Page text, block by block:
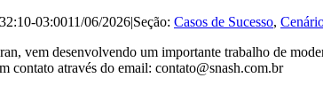
03:0011/06/2026|Seção: Casos de Sucesso,
vem desenvolvendo um importante trabalho de
contato através do email: contato@snash.com.br